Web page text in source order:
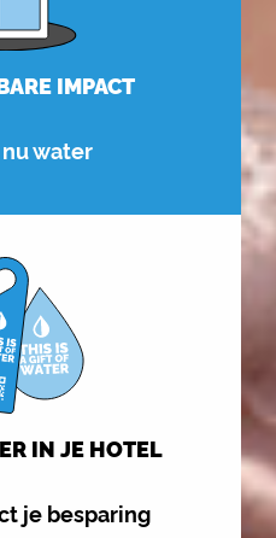
IMPACT
water
IN JE HOTEL
je besparing